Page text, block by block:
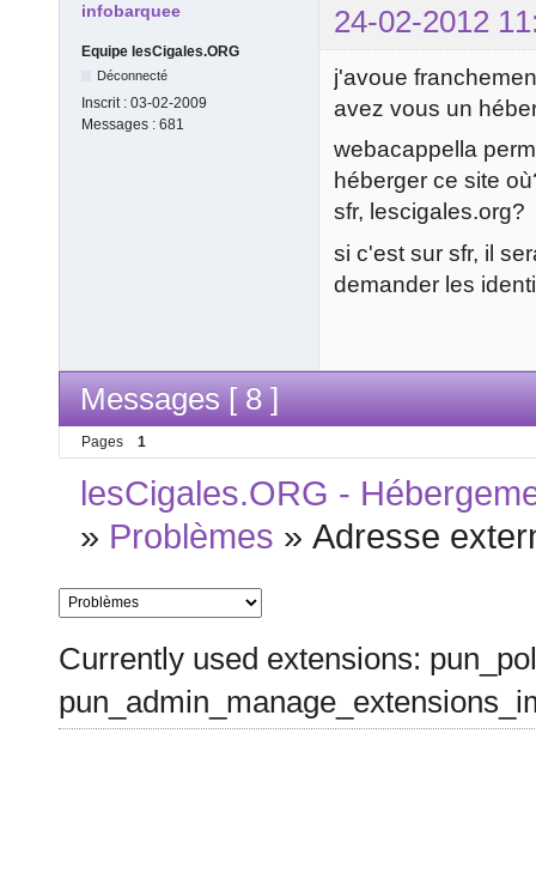
infobarquee 24-02-2012
Equipe lesCigales.ORG
Déconnecté
Inscrit : 03-02-2009
Messages : 681
j'avoue
avez vous un
webacappella
héberger ce site
sfr, lescigales.org?
si c'est sur sfr, il
demander les
Messages [ 8 ]
Pages 1
lesCigales.ORG -
» Problèmes »Adresse
Currently used extensions: